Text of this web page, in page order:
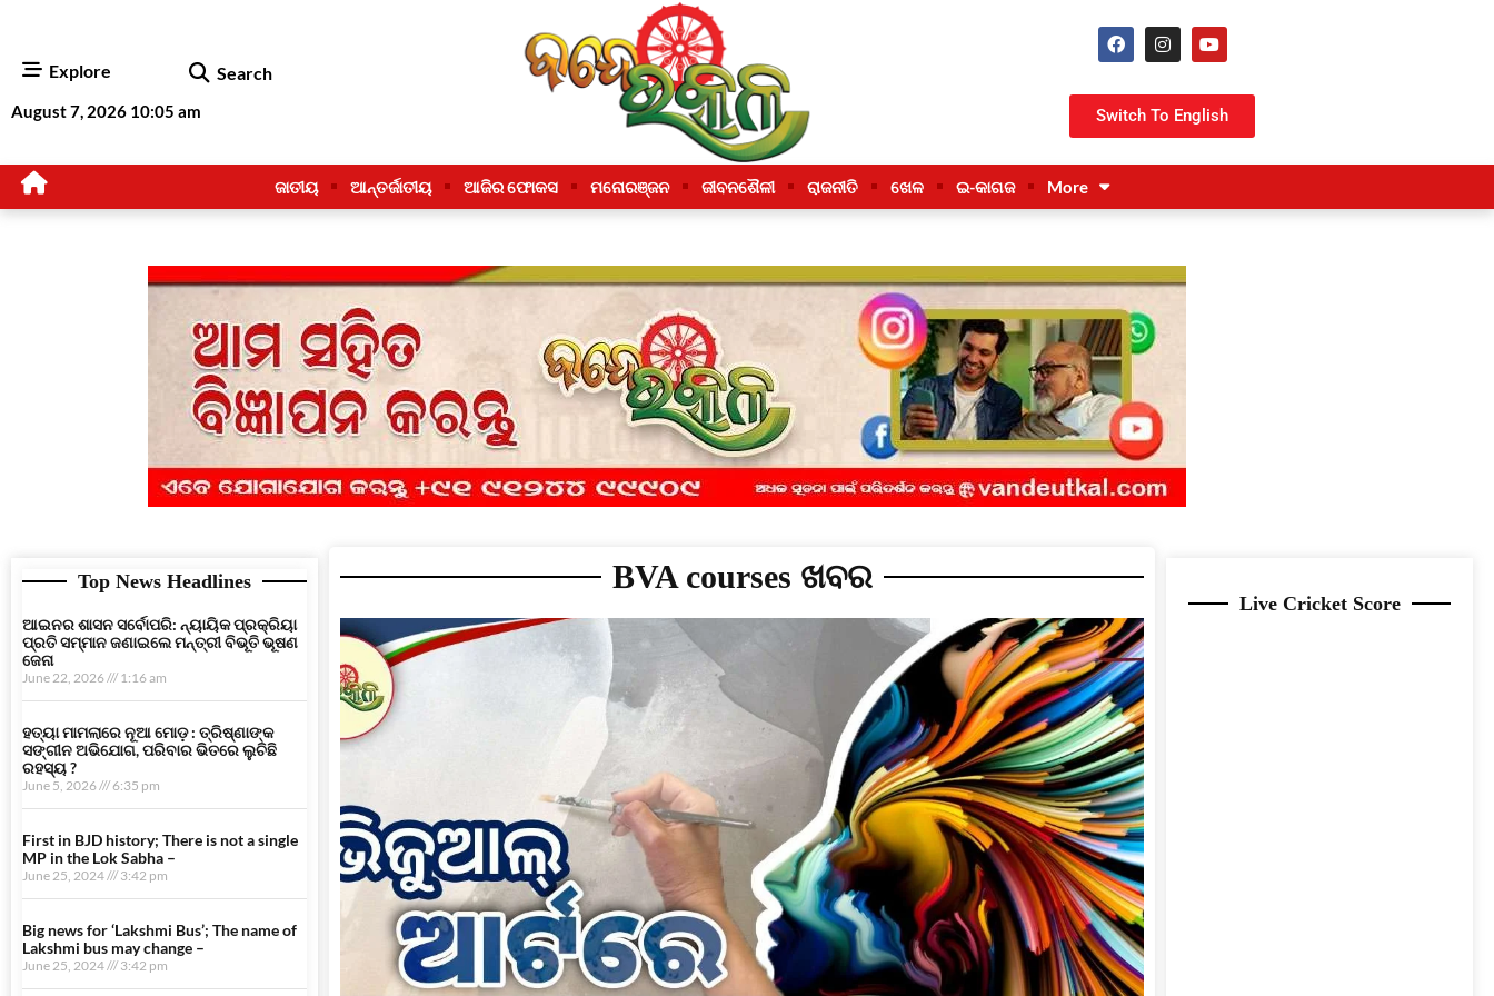
Explore Search
August 7, 2026 10:05 am Switch To English
ଜାତୀୟ ଆନ୍ତର୍ଜାତୀୟ ଆଜିର ଫୋକସ ମନୋରଞ୍ଜନ ଜୀବନଶୈଳୀ ରାଜନୀତି ଖେଳ ଇ-କାଗଜ More
Top News Headlines
ଆଇନର ଶାସନ ସର୍ବୋପରି: ନ୍ୟାୟିକ ପ୍ରକ୍ରିୟା
ପ୍ରତି ସମ୍ମାନ ଜଣାଇଲେ ମନ୍ତ୍ରୀ ବିଭୂତି ଭୂଷଣ
ଜେନା
June 22, 2026 1:16 am
ହତ୍ୟା ମାମଲାରେ ନୂଆ ମୋଡ଼ : ତ୍ରିଷ୍ଣାଙ୍କ
ସଙ୍ଗୀନ ଅଭିଯୋଗ, ପରିବାର ଭିତରେ ଲୁଚିଛି
ରହସ୍ୟ ?
June 5, 2026 6:35 pm
First in BJD history; There is not a single
MP in the Lok Sabha –
June 25, 2024 3:42 pm
Big news for ‘Lakshmi Bus’; The name of
Lakshmi bus may change –
June 25, 2024 3:42 pm
BVA courses ଖବର
Live Cricket Score